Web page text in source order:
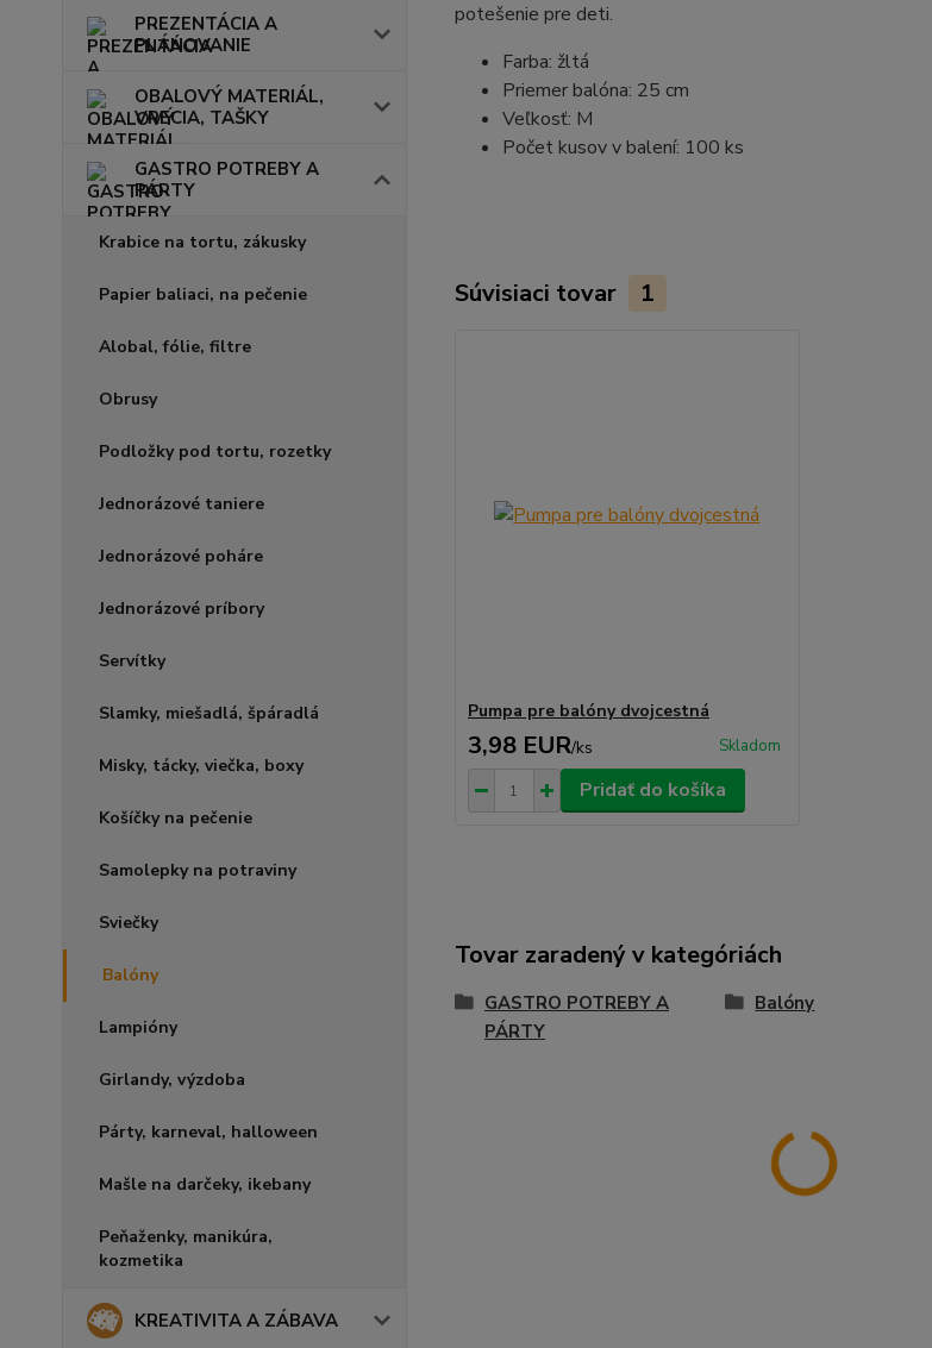
PREZENTÁCIA A
PLÁNOVANIE
OBALOVÝ MATERIÁL,
VRECIA, TAŠKY
GASTRO POTREBY A
PÁRTY
Krabice na tortu, zákusky
Papier baliaci, na pečenie
Alobal, fólie, filtre
Obrusy
Podložky pod tortu, rozetky
Jednorázové taniere
Jednorázové poháre
Jednorázové príbory
Servítky
Slamky, miešadlá, špáradlá
Misky, tácky, viečka, boxy
Košíčky na pečenie
Samolepky na potraviny
Sviečky
Balóny
Lampióny
Girlandy, výzdoba
Párty, karneval, halloween
Mašle na darčeky, ikebany
Peňaženky, manikúra,
kozmetika
KREATIVITA A ZÁBAVA
potešenie pre deti.
Farba: žltá
Priemer balóna: 25 cm
Veľkosť: M
Počet kusov v balení: 100 ks
Súvisiaci tovar 1
Pumpa pre balóny dvojcestná
3,98 EUR/ks Skladom
Pridať do košíka
Tovar zaradený v kategóriách
GASTRO POTREBY A
PÁRTY
Balóny